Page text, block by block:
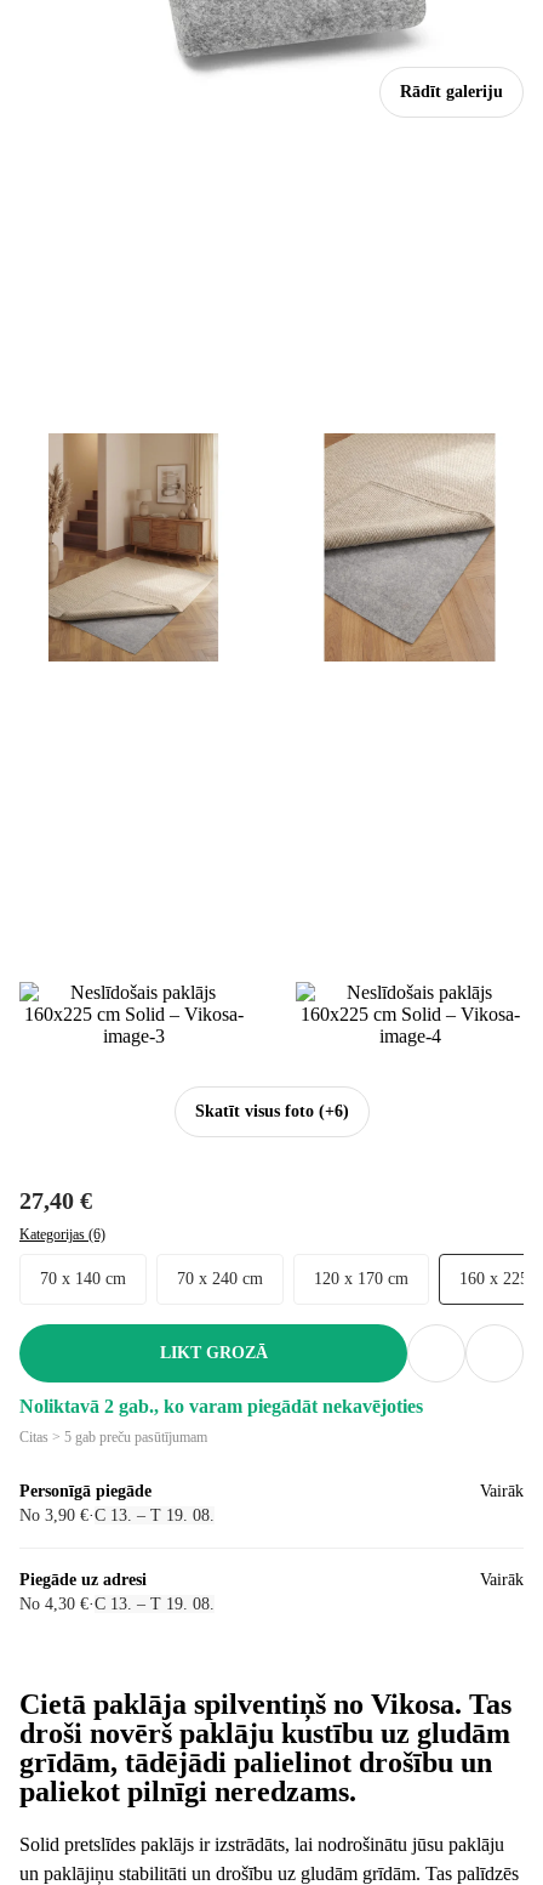
Rādīt galeriju
Skatīt visus foto(+6)
27,40 €
Kategorijas (6)
70 x 140 cm 70 x 240 cm 120 x 170 cm 160 x 225
LIKT GROZĀ
Noliktavā 2 gab., ko varam piegādāt nekavējoties
Citas > 5 gab preču pasūtījumam
Personīgā piegāde
No 3,90 €·C 13. – T 19. 08.
Vairāk
Piegāde uz adresi
No 4,30 €·C 13. – T 19. 08.
Vairāk
Cietā paklāja spilventiņš no Vikosa. Tas
droši novērš paklāju kustību uz gludām
grīdām, tādējādi palielinot drošību un
paliekot pilnīgi neredzams.
Solid pretslīdes paklājs ir izstrādāts, lai nodrošinātu jūsu paklāju
un paklājiņu stabilitāti un drošību uz gludām grīdām. Tas palīdzēs